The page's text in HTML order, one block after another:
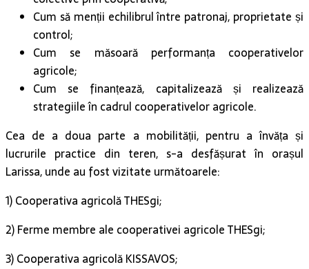
Cum să menții echilibrul între patronaj, proprietate și
control;
Cum se măsoară performanța cooperativelor
agricole;
Cum se finanțează, capitalizează și realizează
strategiile în cadrul cooperativelor agricole.
Cea de a doua parte a mobilității, pentru a învăța și
lucrurile practice din teren, s-a desfășurat în orașul
Larissa, unde au fost vizitate următoarele:
1) Cooperativa agricolă THESgi;
2) Ferme membre ale cooperativei agricole THESgi;
3) Cooperativa agricolă KISSAVOS;